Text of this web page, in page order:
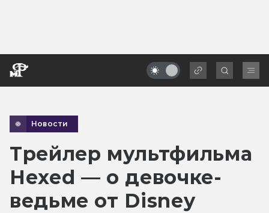
Новости
Трейлер мультфильма
Hexed — о девочке-
ведьме от Disney